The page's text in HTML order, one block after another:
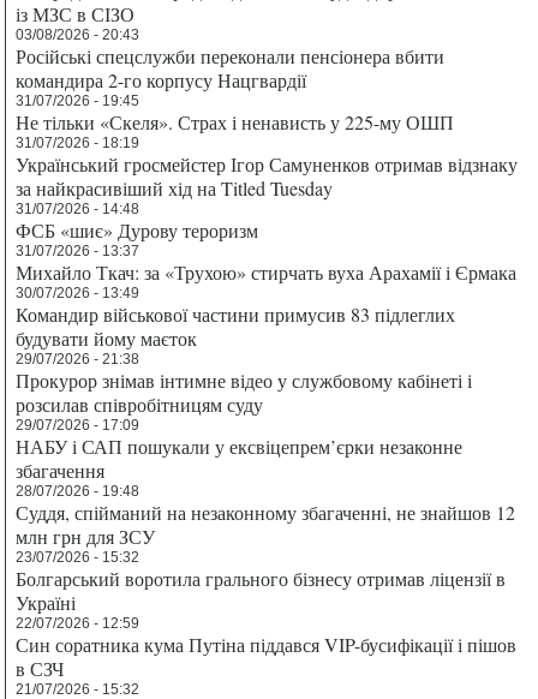
із МЗС в СІЗО
03/08/2026 - 20:43
Російські спецслужби переконали пенсіонера вбити
командира 2-го корпусу Нацгвардії
31/07/2026 - 19:45
Не тільки «Скеля». Страх і ненависть у 225-му ОШП
31/07/2026 - 18:19
Український гросмейстер Ігор Самуненков отримав відзнаку
за найкрасивіший хід на Titled Tuesday
31/07/2026 - 14:48
ФСБ «шиє» Дурову тероризм
31/07/2026 - 13:37
Михайло Ткач: за «Трухою» стирчать вуха Арахамії і Єрмака
30/07/2026 - 13:49
Командир військової частини примусив 83 підлеглих
будувати йому маєток
29/07/2026 - 21:38
Прокурор знімав інтимне відео у службовому кабінеті і
розсилав співробітницям суду
29/07/2026 - 17:09
НАБУ і САП пошукали у ексвіцепрем’єрки незаконне
збагачення
28/07/2026 - 19:48
Суддя, спійманий на незаконному збагаченні, не знайшов 12
млн грн для ЗСУ
23/07/2026 - 15:32
Болгарський воротила грального бізнесу отримав ліцензії в
Україні
22/07/2026 - 12:59
Син соратника кума Путіна піддався VIP-бусифікації і пішов
в СЗЧ
21/07/2026 - 15:32